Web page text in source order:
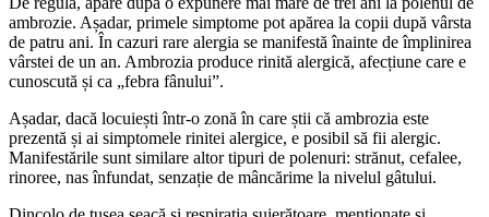
ambrozie. Așadar, primele simptome pot apărea la copii după vârsta
de patru ani. În cazuri rare alergia se manifestă înainte de împlinirea
vârstei de un an. Ambrozia produce rinită alergică, afecțiune care e
cunoscută și ca „febra fânului”.
Așadar, dacă locuiești într-o zonă în care știi că ambrozia este
prezentă și ai simptomele rinitei alergice, e posibil să fii alergic.
Manifestările sunt similare altor tipuri de polenuri: strănut, cefalee,
rinoree, nas înfundat, senzație de mâncărime la nivelul gâtului.